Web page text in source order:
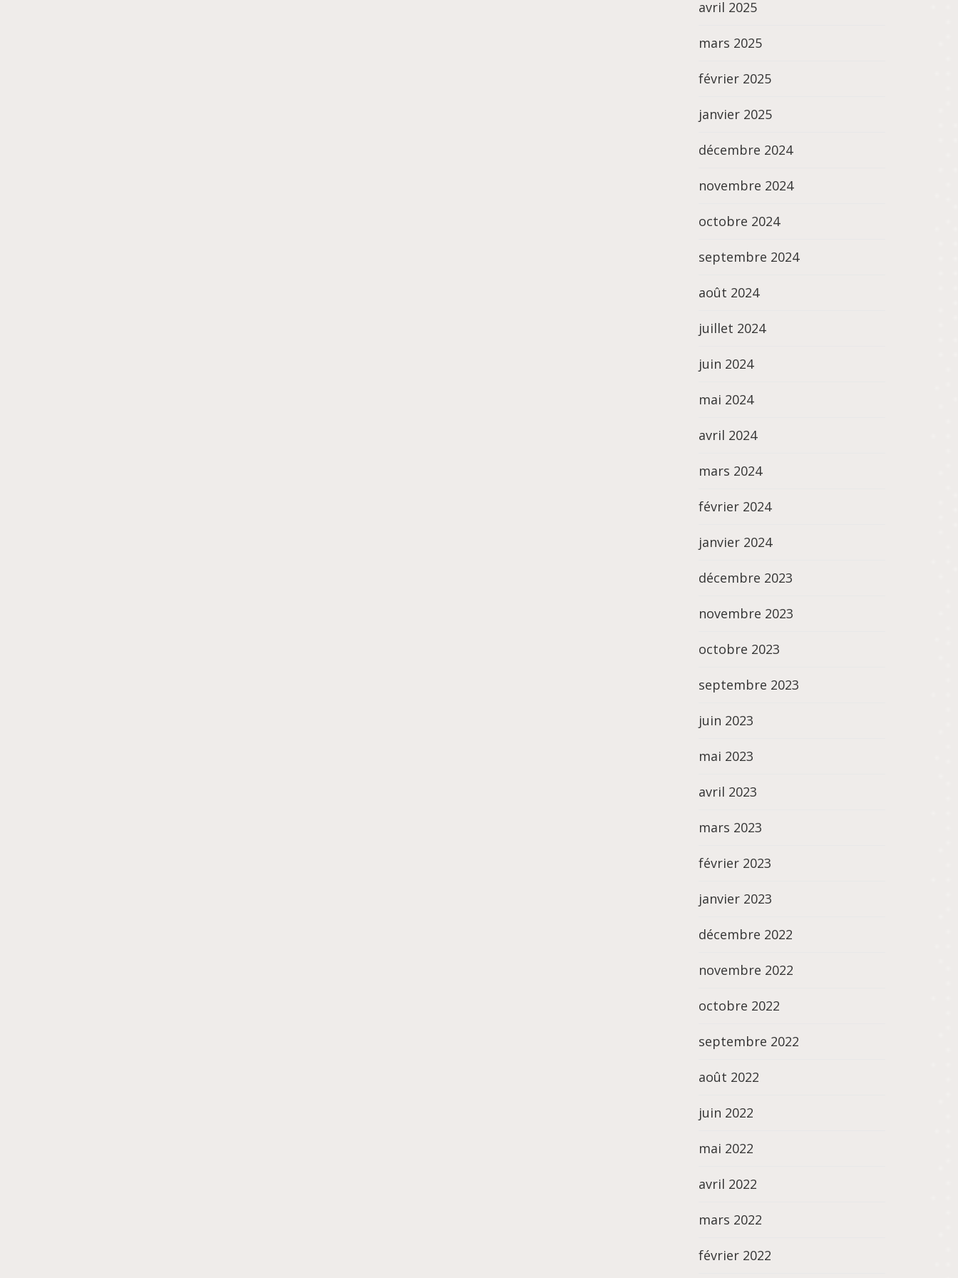
avril 2025
mars 2025
février 2025
janvier 2025
décembre 2024
novembre 2024
octobre 2024
septembre 2024
août 2024
juillet 2024
juin 2024
mai 2024
avril 2024
mars 2024
février 2024
janvier 2024
décembre 2023
novembre 2023
octobre 2023
septembre 2023
juin 2023
mai 2023
avril 2023
mars 2023
février 2023
janvier 2023
décembre 2022
novembre 2022
octobre 2022
septembre 2022
août 2022
juin 2022
mai 2022
avril 2022
mars 2022
février 2022